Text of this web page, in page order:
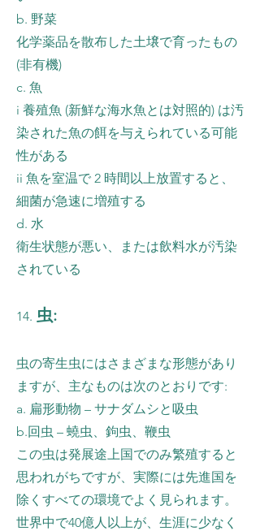
b. 野菜
化学薬品を散布した土壌で育ったもの
(非有機)
c. 魚
i 養殖魚 (新鮮な海水魚とは対照的) は汚
染された魚の餌を与えられている可能
性がある
ii 魚を室温で 2 時間以上放置すると、
細菌が急速に増殖する
d. 水
衛生状態が悪い、または飲料水が汚染
されている
14. 虫:
虫の寄生虫にはさまざまな形態があり
ますが、主なものは次のとおりです:
a. 扁形動物 – サナダムシと吸虫
b.回虫 – 蟯虫、鉤虫、鞭虫
この虫は発展途上国でのみ繁殖すると
思われがちですが、実際には先進国を
除くすべての環境でよく見られます。
世界中で40億人以上が、生涯に少なく